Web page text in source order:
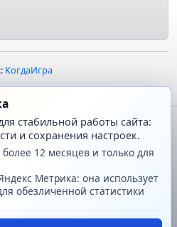
КогдаИгра
Новости
стабильной работы сайта:
и сохранения настроек.
12 месяцев и только для
Метрика: она использует
обезличенной статистики